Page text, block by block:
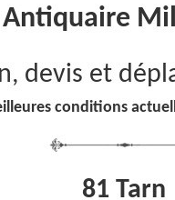
Antiquaire
devis et
conditions
81 Tarn